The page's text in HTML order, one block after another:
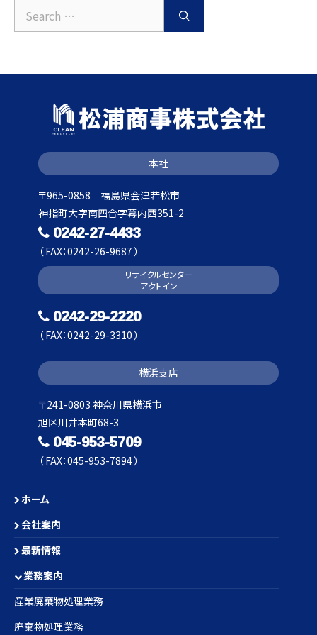
for:
本社
〒965-0858 福島県会津若松市
神指町大字南四合字幕内西351-2
0242-27-4433
（ FAX：0242-26-9687 ）
リサイクルセンター
アクトイン
0242-29-2220
（ FAX：0242-29-3310 ）
横浜支店
〒241-0803 神奈川県横浜市
旭区川井本町68-3
045-953-5709
（ FAX：045-953-7894 ）
ホーム
会社案内
最新情報
業務案内
産業廃棄物処理業務
廃棄物処理業務